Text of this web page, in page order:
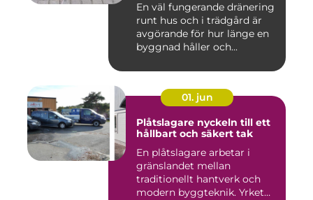
En väl fungerande dränering
runt hus och i trädgård är
avgörande för hur länge en
byggnad håller och...
01. jun
Plåtslagare nyckeln till ett
hållbart och säkert tak
En plåtslagare arbetar i
gränslandet mellan
traditionellt hantverk och
modern byggteknik. Yrket